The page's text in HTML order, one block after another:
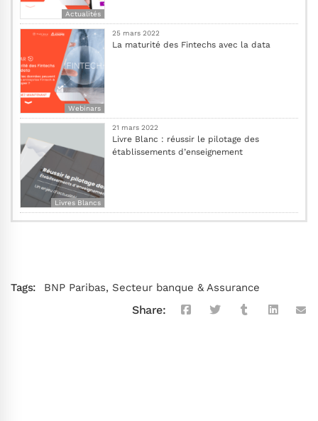
Actualités
Webinars
25 mars 2022
La maturité des Fintechs avec la data
Livres Blancs
21 mars 2022
Livre Blanc : réussir le pilotage des
établissements d’enseignement
Tags: BNP Paribas, Secteur banque & Assurance
Share: